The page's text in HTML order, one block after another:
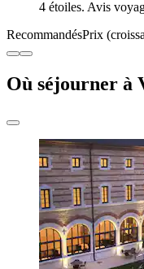
4 étoiles. Avis
RecommandésPrix
Où séjourner à